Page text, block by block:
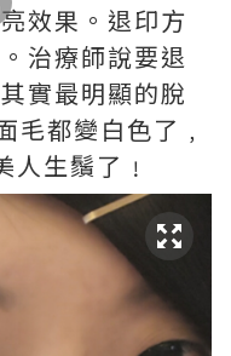
效果。退印方
治療師說要退
實最明顯的脫
毛都變白色了﹐
生鬚了﹗